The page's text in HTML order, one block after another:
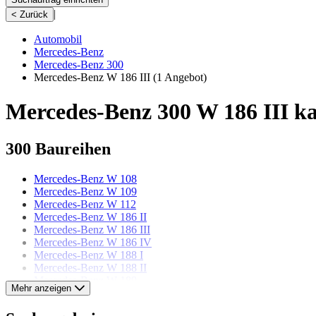
< Zurück
|
Automobil
Mercedes-Benz
Mercedes-Benz 300
Mercedes-Benz W 186 III (1 Angebot)
Mercedes-Benz 300 W 186 III
300 Baureihen
Mercedes-Benz W 108
Mercedes-Benz W 109
Mercedes-Benz W 112
Mercedes-Benz W 186 II
Mercedes-Benz W 186 III
Mercedes-Benz W 186 IV
Mercedes-Benz W 188 I
Mercedes-Benz W 188 II
Mercedes-Benz W 189
Mercedes-Benz Modelle
Mehr anzeigen